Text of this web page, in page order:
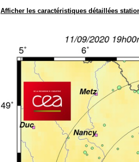
Afficher les caractéristiques détaillées